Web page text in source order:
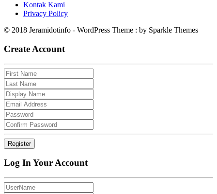
Kontak Kami
Privacy Policy
© 2018 Jeramidotinfo - WordPress Theme : by Sparkle Themes
Create Account
Log In Your Account